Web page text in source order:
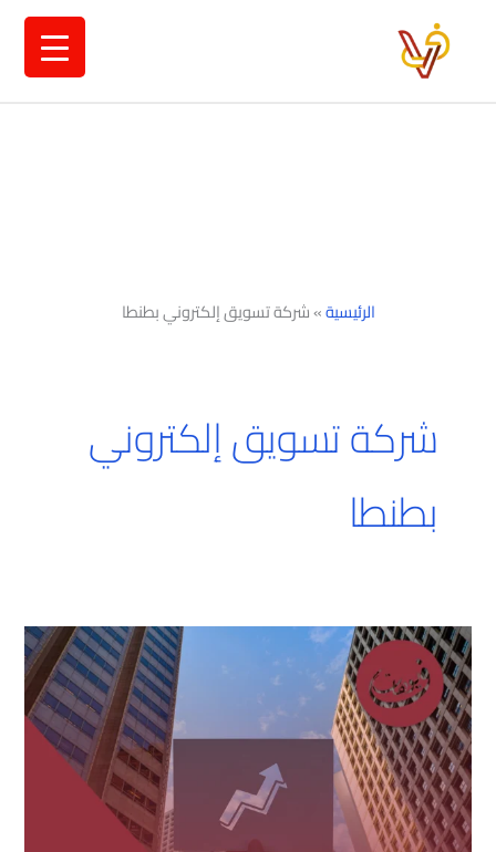
الرئيسية»شركة تسويق إلكتروني بطنطا
شركة تسويق إلكتروني
بطنطا
شركة
تصميم
مواقع
في
طنطا